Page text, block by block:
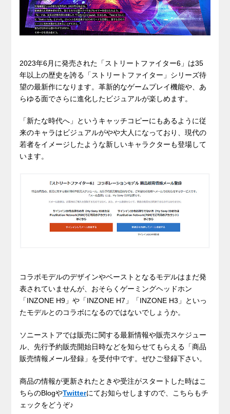
2023年6月に発売された「ストリートファイター6」は35
年以上の歴史を誇る「ストリートファイター」シリーズ待
望の最新作になります。革新的なゲームプレイ機能や、あ
らゆる面でさらに進化したビジュアルが楽しめます。
「新たな時代へ」というキャッチコピーにもあるように従
来のキャラはビジュアルがやや大人になっており、現代の
若者をイメージしたような新しいキャラクターも登場して
います。
コラボモデルのデザインやベーストとなるモデルはまだ発
表されていませんが、おそらくゲーミングヘッドホン
「INZONE H9」や「INZONE H7」「INZONE H3」といっ
たモデルとのコラボになるのではないでしょうか。
ソニーストアでは販売に関する最新情報や販売スケジュー
ル、先行予約販売開始日時などを知らせてもらえる「商品
販売情報メール登録」を受付中です。ぜひご登録下さい。
商品の情報が更新されたときや受注がスタートした時はこ
ちらのBlogやTwitterにてお知らせしますので、こちらもチ
ェックをどうぞ♪